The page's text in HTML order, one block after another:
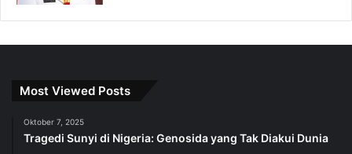
Most Viewed Posts
Oktober 7, 2025
Tragedi Sunyi di Nigeria: Genosida yang Tak Diakui Dunia